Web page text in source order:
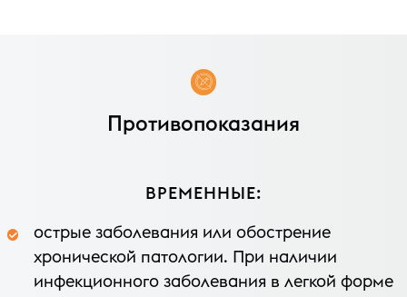
Противопоказания
ВРЕМЕННЫЕ:
острые заболевания или обострение
хронической патологии. При наличии
инфекционного заболевания в легкой форме